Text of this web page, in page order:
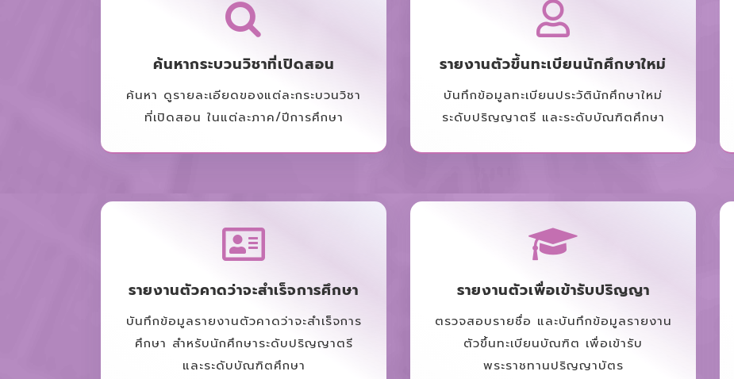
ค้นหากระบวนวิชาที่เปิดสอน
ค้นหา ดูรายละเอียดของแต่ละกระบวนวิชา
ที่เปิดสอน ในแต่ละภาค/ปีการศึกษา
รายงานตัวขึ้นทะเบียนนักศึกษาใหม่
บันทึกข้อมูลทะเบียนประวัตินักศึกษาใหม่
ระดับปริญญาตรี และระดับบัณฑิตศึกษา
รายงานตัวคาดว่าจะสำเร็จการศึกษา
บันทึกข้อมูลรายงานตัวคาดว่าจะสำเร็จการ
ศึกษา สำหรับนักศึกษาระดับปริญญาตรี
และระดับบัณฑิตศึกษา
รายงานตัวเพื่อเข้ารับปริญญา
ตรวจสอบรายชื่อ และบันทึกข้อมูลรายงาน
ตัวขึ้นทะเบียนบัณฑิต เพื่อเข้ารับ
พระราชทานปริญญาบัตร